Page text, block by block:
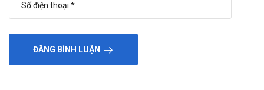
thời gian qua. Hy vọng trong thời gian sắp tới, mối quan hệ của hai
bên càng lúc càng bền chặt. Chúng tôi sẽ không ngừng phát triển,
nâng cao chất lượng dịch vụ để có thể phục vụ Quý khách hàng
tốt hơn!"
ĐĂNG BÌNH LUẬN